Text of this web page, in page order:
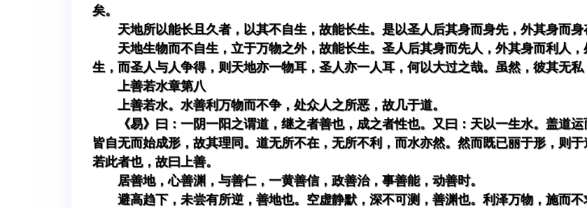
矣。
天地所以能长且久者，以其不自生，故能长生。是以圣人后其身而身先，外其身而身
天地生物而不自生，立于万物之外，故能长生。圣人后其身而先人，外其身而利人
生，而圣人与人争得，则天地亦一物耳，圣人亦一人耳，何以大过之哉。虽然，彼其无
上善若水章第八
上善若水。水善利万物而不争，处众人之所恶，故几于道。
《易》曰：一阴一阳之谓道，继之者善也，成之者性也。又曰：天以一生水。盖道
皆自无而始成形，故其理同。道无所不在，无所不利，而水亦然。然而既已丽于形，则
若此者也，故曰上善。
居善地，心善渊，与善仁，一黄善信，政善治，事善能，动善时。
避高趋下，未尝有所逆，善地也。空虚静默，深不可测，善渊也。利泽万物，施而